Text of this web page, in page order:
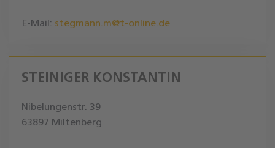
E-Mail: stegmann.m@t-online.de
STEINIGER KONSTANTIN
Nibelungenstr. 39
63897 Miltenberg